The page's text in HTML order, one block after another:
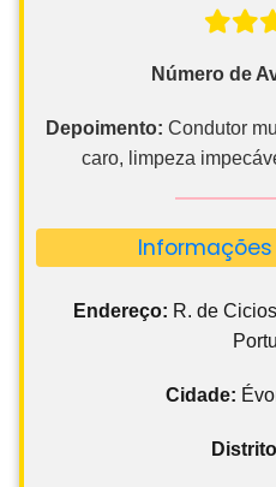
Número de
Depoimento: Condutor
caro, limpeza
Endereço: R. de
Cidade: